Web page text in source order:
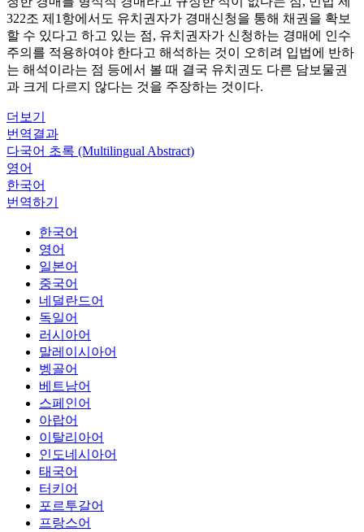
322조 제1항에서도 유치권자가 경매신청을 통해 채권을 확보
할 수 있다고 하고 있는 점, 유치권자가 신청하는 경매에 인수
주의를 적용하여야 한다고 해석하는 것이 오히려 입법에 반하
는 해석이라는 점 등에서 볼 때 결국 유치권도 다른 담보물권
과 크게 다르지 않다는 것을 주장하는 것이다.
더보기
번역결과
다국어 초록 (Multilingual Abstract)
영어
한국어
번역하기
한국어
영어
일본어
중국어
네덜란드어
독일어
러시아어
말레이시아어
벵골어
베트남어
스페인어
아랍어
이탈리아어
인도네시아어
태국어
터키어
포르투갈어
프랑스어